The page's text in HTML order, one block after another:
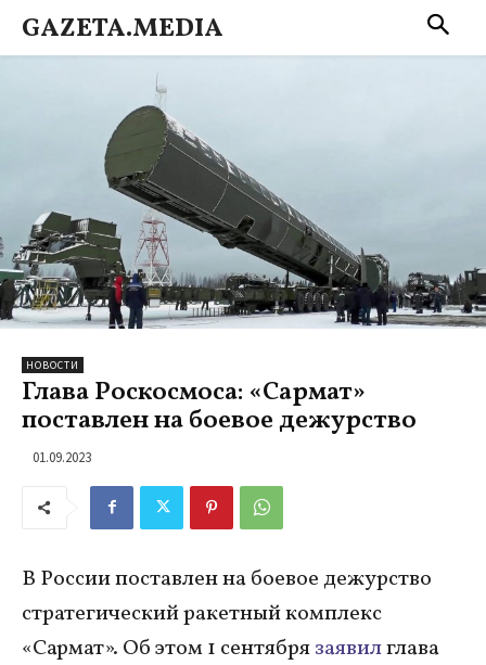
GAZETA.MEDIA
НОВОСТИ
Глава Роскосмоса: «Сармат»
поставлен на боевое дежурство
01.09.2023
В России поставлен на боевое дежурство
стратегический ракетный комплекс
«Сармат». Об этом 1 сентябрязаявилглава